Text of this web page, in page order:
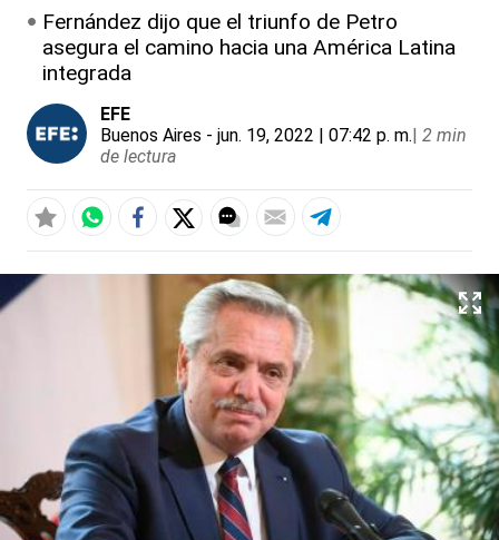
Fernández dijo que el triunfo de Petro
asegura el camino hacia una América Latina
integrada
EFE
Buenos Aires - jun. 19, 2022 | 07:42 p. m.| 2 min
de lectura